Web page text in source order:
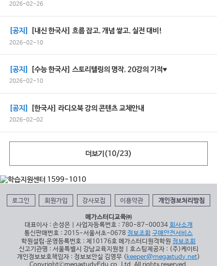
2026-02-26
[공지] [내신 한국사] 흐름 잡고, 개념 쌓고, 실전 대비!
2026-02-10
[공지] [수능 한국사] 스토리텔링의 명작, 20강의 기적♥
2026-02-10
[공지] [한국사] 라디오북 강의 콘텐츠 교체안내
2026-02-02
더보기(10/23)
로그인 회원가입 강사모집 이용약관 개인정보처리방침
메가스터디교육㈜
대표이사 : 손성은 | 사업자등록번호 : 780-87-00034 회사소개
통신판매번호 : 2015-서울서초-0678 정보조회 구매안전서비스
학원설립∙운영등록번호 : 제10176호 메가스터디원격학원 정보조회
신고기관명 : 서울특별시 강남교육지원청 | 호스팅제공자 : (주)케이티
개인정보보호책임자 : 정보보안실 김영무 ( keeper@megastudy.net)